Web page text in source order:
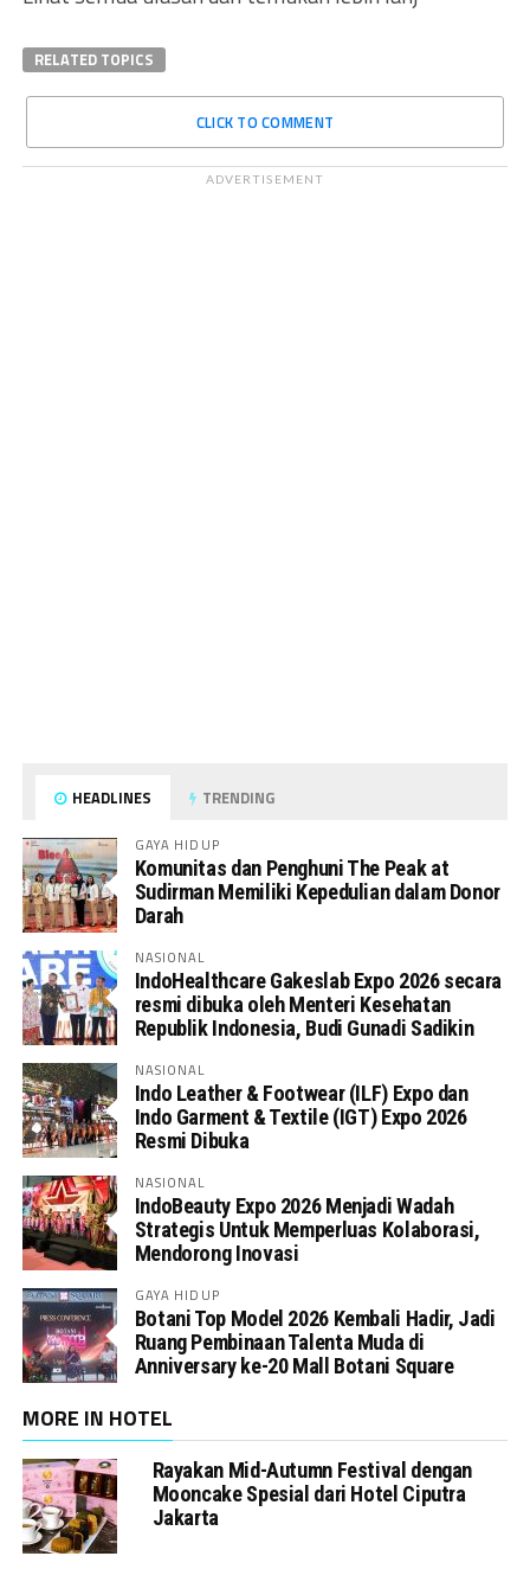
RELATED TOPICS
CLICK TO COMMENT
ADVERTISEMENT
HEADLINES TRENDING
GAYA HIDUP
Komunitas dan Penghuni The Peak at
Sudirman Memiliki Kepedulian dalam Donor
Darah
NASIONAL
IndoHealthcare Gakeslab Expo 2026 secara
resmi dibuka oleh Menteri Kesehatan
Republik Indonesia, Budi Gunadi Sadikin
NASIONAL
Indo Leather & Footwear (ILF) Expo dan
Indo Garment & Textile (IGT) Expo 2026
Resmi Dibuka
NASIONAL
IndoBeauty Expo 2026 Menjadi Wadah
Strategis Untuk Memperluas Kolaborasi,
Mendorong Inovasi
GAYA HIDUP
Botani Top Model 2026 Kembali Hadir, Jadi
Ruang Pembinaan Talenta Muda di
Anniversary ke-20 Mall Botani Square
MORE IN HOTEL
Rayakan Mid-Autumn Festival dengan
Mooncake Spesial dari Hotel Ciputra
Jakarta